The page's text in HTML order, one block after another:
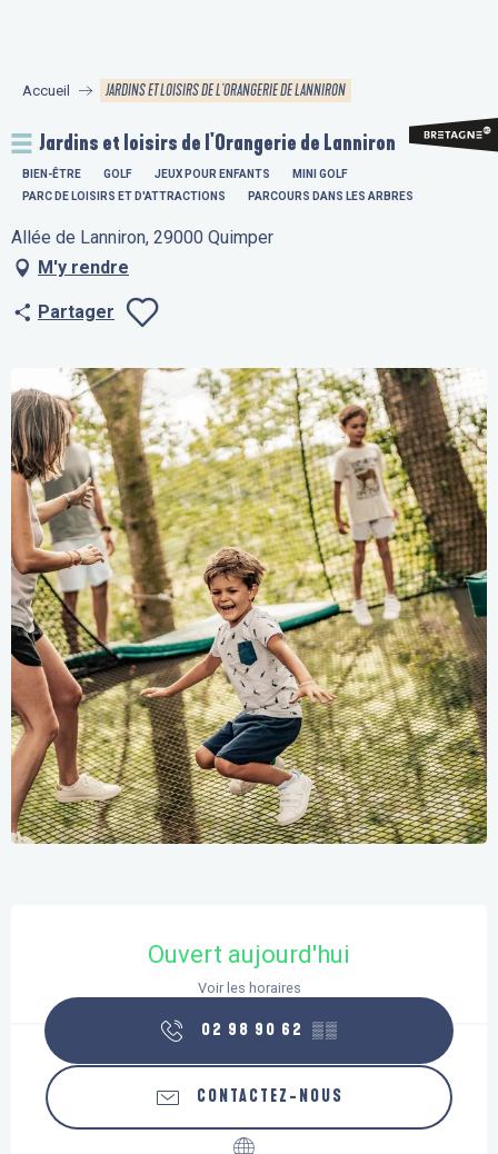
principal
Accueil JARDINS ET LOISIRS DE L'ORANGERIE DE LANNIRON
Jardins et loisirs de l'Orangerie de Lanniron
BIEN-ÊTRE GOLF JEUX POUR ENFANTS
MINI GOLF
PARC DE LOISIRS ET D'ATTRACTIONS
PARCOURS DANS LES ARBRES
Allée de Lanniron, 29000 Quimper
M'y rendre
Partager
Ouvert aujourd'hui
Voir les horaires
02 98 90 62 ▒▒
CONTACTEZ-NOUS